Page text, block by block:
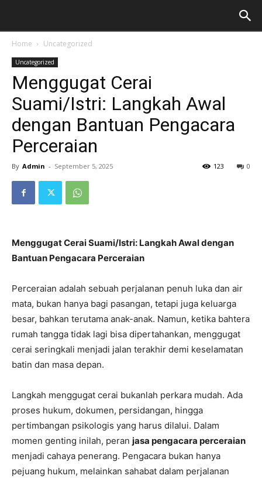
Home Uncategorized
Uncategorized
Menggugat Cerai
Suami/Istri: Langkah Awal
dengan Bantuan Pengacara
Perceraian
By Admin - September 5, 2025 0
123
Menggugat Cerai Suami/Istri: Langkah Awal dengan
Bantuan Pengacara Perceraian
Perceraian adalah sebuah perjalanan penuh luka dan air
mata, bukan hanya bagi pasangan, tetapi juga keluarga
besar, bahkan terutama anak-anak. Namun, ketika bahtera
rumah tangga tidak lagi bisa dipertahankan, menggugat
cerai seringkali menjadi jalan terakhir demi keselamatan
batin dan masa depan.
Langkah menggugat cerai bukanlah perkara mudah. Ada
proses hukum, dokumen, persidangan, hingga
pertimbangan psikologis yang harus dilalui. Dalam
momen genting inilah, peran jasa pengacara perceraian
menjadi cahaya penerang. Pengacara bukan hanya
pejuang hukum, melainkan sahabat dalam perjalanan